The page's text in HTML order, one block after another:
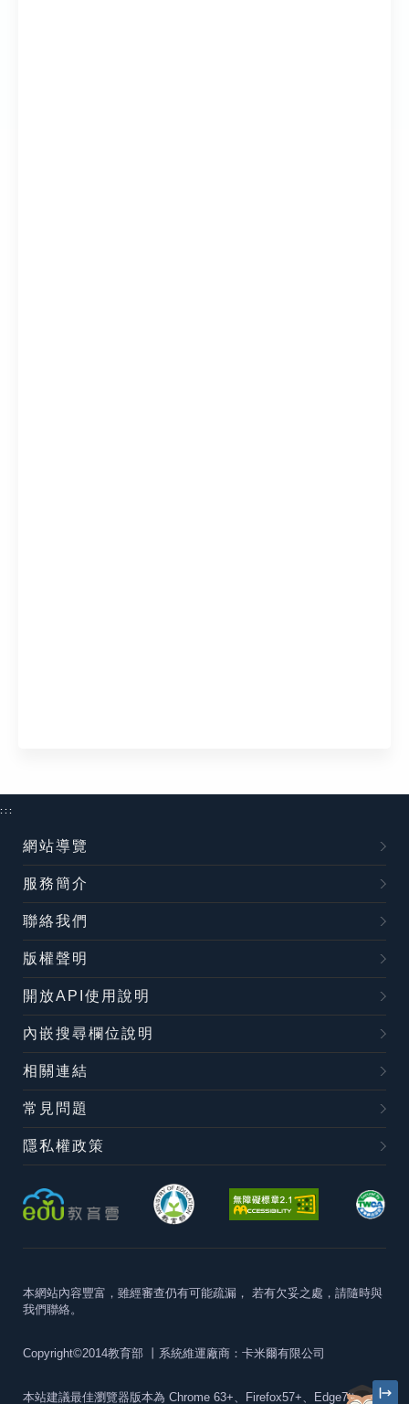
:::
網站導覽
服務簡介
聯絡我們
版權聲明
開放API使用說明
內嵌搜尋欄位說明
相關連結
常見問題
隱私權政策
本網站內容豐富，雖經審查仍有可能疏漏， 若有欠妥之處，請隨時與
我們聯絡。
Copyright©2014教育部 丨系統維運廠商：卡米爾有限公司
本站建議最佳瀏覽器版本為 Chrome 63+、Firefox57+、Edge79+及